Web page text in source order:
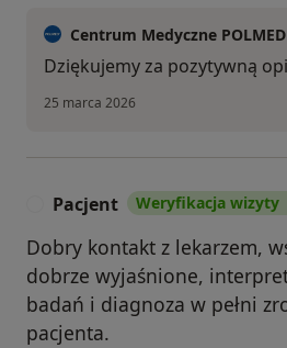
Centrum Medyczne
Dziękujemy za pozytywną
25 marca 2026
Pacjent Weryfikacja wizyty
Dobry kontakt z lekarzem,
dobrze wyjaśnione,
badań i diagnoza w pełni
pacjenta.